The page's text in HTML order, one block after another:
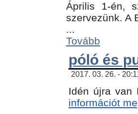
Április 1-én,
szervezünk. A
...
Tovább
póló és
2017. 03. 26. -
Idén újra van
információt